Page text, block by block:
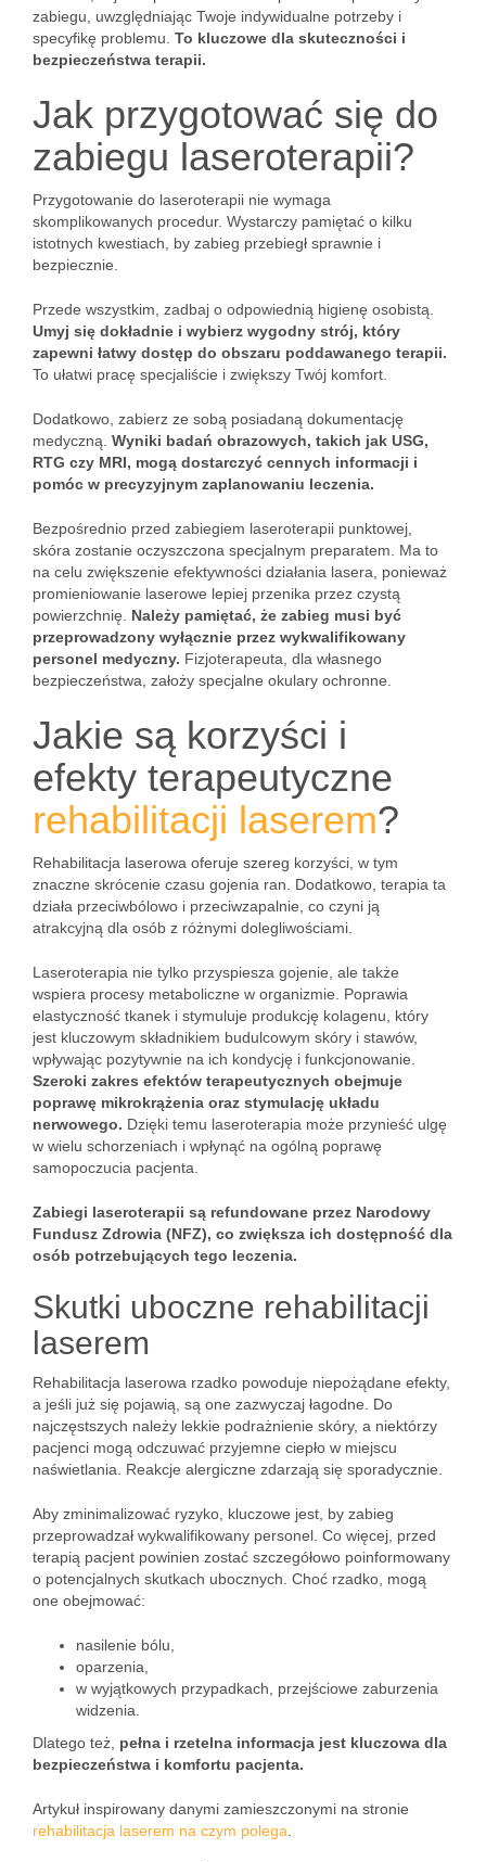
zabiegu, uwzględniając Twoje indywidualne potrzeby i
specyfikę problemu. To kluczowe dla skuteczności i
bezpieczeństwa terapii.
Jak przygotować się do
zabiegu laseroterapii?
Przygotowanie do laseroterapii nie wymaga
skomplikowanych procedur. Wystarczy pamiętać o kilku
istotnych kwestiach, by zabieg przebiegł sprawnie i
bezpiecznie.
Przede wszystkim, zadbaj o odpowiednią higienę osobistą.
Umyj się dokładnie i wybierz wygodny strój, który
zapewni łatwy dostęp do obszaru poddawanego terapii.
To ułatwi pracę specjaliście i zwiększy Twój komfort.
Dodatkowo, zabierz ze sobą posiadaną dokumentację
medyczną. Wyniki badań obrazowych, takich jak USG,
RTG czy MRI, mogą dostarczyć cennych informacji i
pomóc w precyzyjnym zaplanowaniu leczenia.
Bezpośrednio przed zabiegiem laseroterapii punktowej,
skóra zostanie oczyszczona specjalnym preparatem. Ma to
na celu zwiększenie efektywności działania lasera, ponieważ
promieniowanie laserowe lepiej przenika przez czystą
powierzchnię. Należy pamiętać, że zabieg musi być
przeprowadzony wyłącznie przez wykwalifikowany
personel medyczny. Fizjoterapeuta, dla własnego
bezpieczeństwa, założy specjalne okulary ochronne.
Jakie są korzyści i
efekty terapeutyczne
rehabilitacji laserem?
Rehabilitacja laserowa oferuje szereg korzyści, w tym
znaczne skrócenie czasu gojenia ran. Dodatkowo, terapia ta
działa przeciwbólowo i przeciwzapalnie, co czyni ją
atrakcyjną dla osób z różnymi dolegliwościami.
Laseroterapia nie tylko przyspiesza gojenie, ale także
wspiera procesy metaboliczne w organizmie. Poprawia
elastyczność tkanek i stymuluje produkcję kolagenu, który
jest kluczowym składnikiem budulcowym skóry i stawów,
wpływając pozytywnie na ich kondycję i funkcjonowanie.
Szeroki zakres efektów terapeutycznych obejmuje
poprawę mikrokrążenia oraz stymulację układu
nerwowego. Dzięki temu laseroterapia może przynieść ulgę
w wielu schorzeniach i wpłynąć na ogólną poprawę
samopoczucia pacjenta.
Zabiegi laseroterapii są refundowane przez Narodowy
Fundusz Zdrowia (NFZ), co zwiększa ich dostępność dla
osób potrzebujących tego leczenia.
Skutki uboczne rehabilitacji
laserem
Rehabilitacja laserowa rzadko powoduje niepożądane efekty,
a jeśli już się pojawią, są one zazwyczaj łagodne. Do
najczęstszych należy lekkie podrażnienie skóry, a niektórzy
pacjenci mogą odczuwać przyjemne ciepło w miejscu
naświetlania. Reakcje alergiczne zdarzają się sporadycznie.
Aby zminimalizować ryzyko, kluczowe jest, by zabieg
przeprowadzał wykwalifikowany personel. Co więcej, przed
terapią pacjent powinien zostać szczegółowo poinformowany
o potencjalnych skutkach ubocznych. Choć rzadko, mogą
one obejmować:
nasilenie bólu,
oparzenia,
w wyjątkowych przypadkach, przejściowe zaburzenia
widzenia.
Dlatego też, pełna i rzetelna informacja jest kluczowa dla
bezpieczeństwa i komfortu pacjenta.
Artykuł inspirowany danymi zamieszczonymi na stronie
rehabilitacja laserem na czym polega